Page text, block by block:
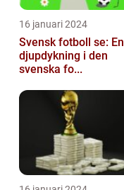
16 januari 2024
Svensk fotboll se: En
djupdykning i den
svenska fo...